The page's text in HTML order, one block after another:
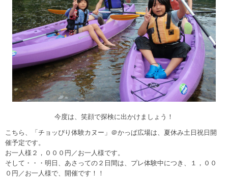
今度は、笑顔で探検に出かけましょう！
こちら、「チョッぴり体験カヌー」＠かっぱ広場は、夏休み土日祝日開
催予定です。
お一人様２，０００円／お一人様です。
そして・・・明日、あさっての２日間は、プレ体験中につき、１，００
０円／お一人様で、開催です！！